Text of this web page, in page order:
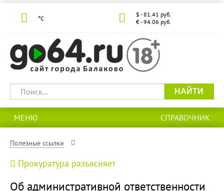
°С
$ - 81.41 руб.
€ - 94.06 руб.
НАЙТИ
МЕНЮ СПРАВОЧНИК
Полезные ссылки
Прокуратура разъясняет
Об административной ответственности